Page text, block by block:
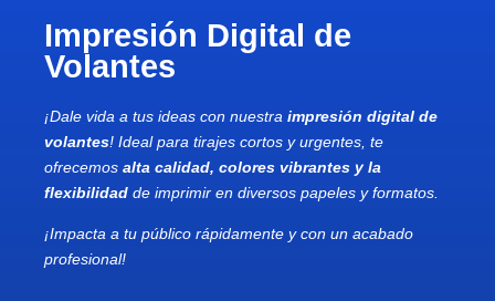
Impresión Digital de
Volantes
¡Dale vida a tus ideas con nuestra impresión digital de
volantes! Ideal para tirajes cortos y urgentes, te
ofrecemos alta calidad, colores vibrantes y la
flexibilidad de imprimir en diversos papeles y formatos.
¡Impacta a tu público rápidamente y con un acabado
profesional!